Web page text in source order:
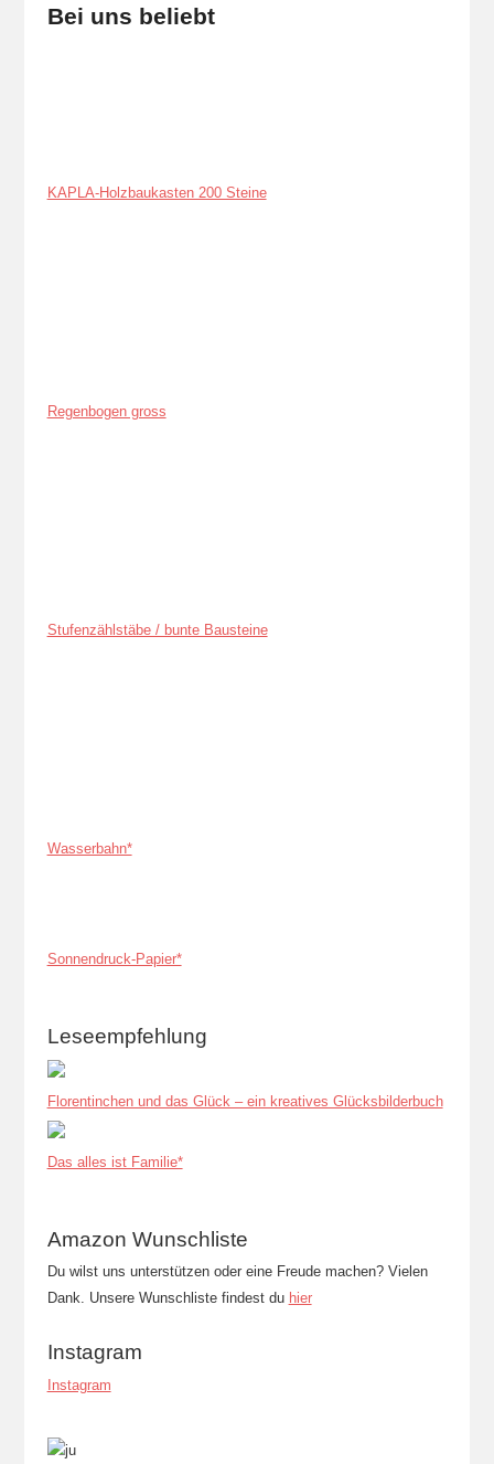
Bei uns beliebt
KAPLA-Holzbaukasten 200 Steine
Regenbogen gross
Stufenzählstäbe / bunte Bausteine
Wasserbahn*
Sonnendruck-Papier*
Leseempfehlung
Florentinchen und das Glück – ein kreatives Glücksbilderbuch
Das alles ist Familie*
Amazon Wunschliste
Du wilst uns unterstützen oder eine Freude machen? Vielen
Dank. Unsere Wunschliste findest du hier
Instagram
Instagram